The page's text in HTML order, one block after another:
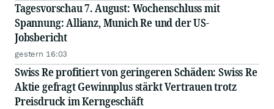
Tagesvorschau 7. August: Wochenschluss mit
Spannung: Allianz, Munich Re und der US-
Jobsbericht
gestern 16:03
Swiss Re profitiert von geringeren Schäden: Swiss Re
Aktie gefragt Gewinnplus stärkt Vertrauen trotz
Preisdruck im Kerngeschäft